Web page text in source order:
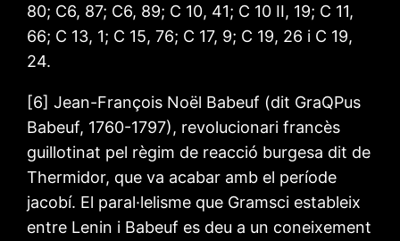
80; C6, 87; C6, 89; C 10, 41; C 10 II, 19; C 11,
66; C 13, 1; C 15, 76; C 17, 9; C 19, 26 i C 19,
24.
[6] Jean-François Noël Babeuf (dit GraQPus
Babeuf, 1760-1797), revolucionari francès
guillotinat pel règim de reacció burgesa dit de
Thermidor, que va acabar amb el període
jacobí. El paral·lelisme que Gramsci estableix
entre Lenin i Babeuf es deu a un coneixement